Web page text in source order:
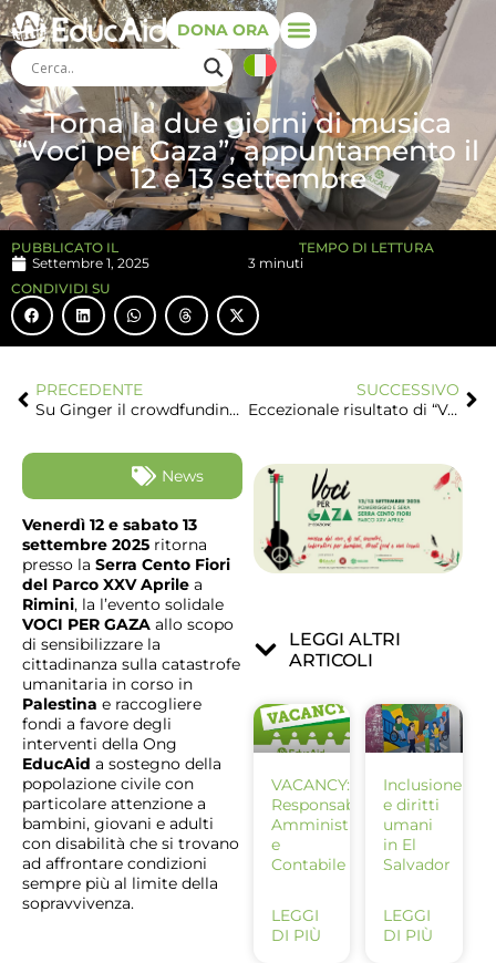
DONA ORA
Torna la due giorni di musica
“Voci per Gaza”, appuntamento il
12 e 13 settembre
PUBBLICATO IL
Settembre 1, 2025
TEMPO DI LETTURA
3 minuti
CONDIVIDI SU
PRECEDENTE
Su Ginger il crowdfunding per la nostra Officina Mobile a Gaza
SUCCESSIVO
Eccezionale risultato di “Voci per Gaza”: raccolti 48.576,26 euro
News
Venerdì 12 e sabato 13
settembre 2025 ritorna
presso la Serra Cento Fiori
del Parco XXV Aprile a
Rimini, la l’evento solidale
VOCI PER GAZA allo scopo
di sensibilizzare la
cittadinanza sulla catastrofe
umanitaria in corso in
Palestina e raccogliere
fondi a favore degli
interventi della Ong
EducAid a sostegno della
popolazione civile con
particolare attenzione a
bambini, giovani e adulti
con disabilità che si trovano
ad affrontare condizioni
sempre più al limite della
sopravvivenza.
LEGGI ALTRI
ARTICOLI
VACANCY:
Responsabile
Amministrativo
e
Contabile
LEGGI
DI PIÙ
Inclusione
e diritti
umani
in El
Salvador
LEGGI
DI PIÙ